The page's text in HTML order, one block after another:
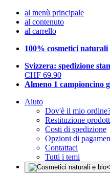
al menù principale
al contenuto
al carrello
100% cosmetici naturali
Svizzera: spedizione
CHF 69.90
Almeno 1 campioncino
Aiuto
Dov'è il mio
Restituzione
Costi di spedizione
Opzioni di
Contattaci
Tutti i temi